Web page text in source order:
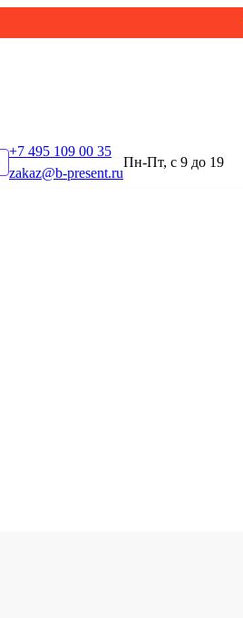
+7 495 109 00 35
zakaz@b-present.ru
Пн-Пт, с 9 до 19